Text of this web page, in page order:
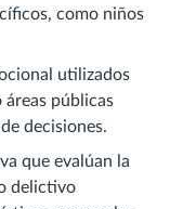
como niños
utilizados
áreas públicas
decisiones.
que evalúan la
delictivo